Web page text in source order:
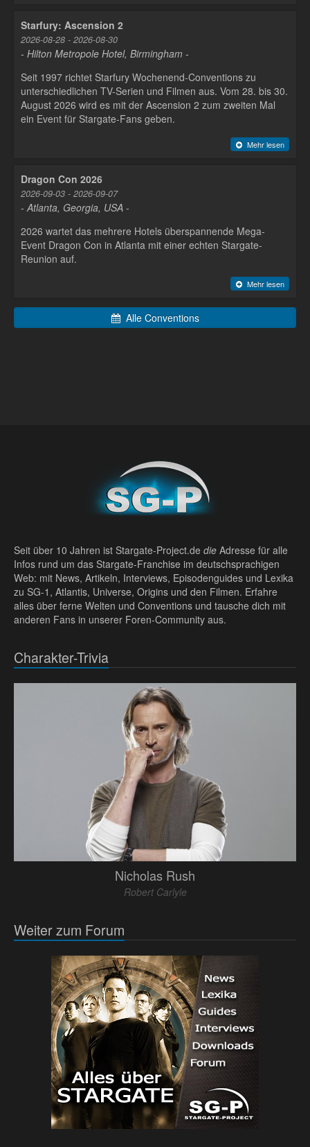
Starfury: Ascension 2
2026-08-28 - 2026-08-30
- Hilton Metropole Hotel, Birmingham -
Seit 1997 richtet Starfury Wochenend-Conventions zu
unterschiedlichen TV-Serien und Filmen aus. Vom 28. bis 30.
August 2026 wird es mit der Ascension 2 zum zweiten Mal
ein Event für Stargate-Fans geben.
Mehr lesen
Dragon Con 2026
2026-09-03 - 2026-09-07
- Atlanta, Georgia, USA -
2026 wartet das mehrere Hotels überspannende Mega-
Event Dragon Con in Atlanta mit einer echten Stargate-
Reunion auf.
Mehr lesen
Alle Conventions
Seit über 10 Jahren ist Stargate-Project.de die Adresse für alle
Infos rund um das Stargate-Franchise im deutschsprachigen
Web: mit News, Artikeln, Interviews, Episodenguides und Lexika
zu SG-1, Atlantis, Universe, Origins und den Filmen. Erfahre
alles über ferne Welten und Conventions und tausche dich mit
anderen Fans in unserer Foren-Community aus.
Charakter-Trivia
Nicholas Rush
Robert Carlyle
Weiter zum Forum